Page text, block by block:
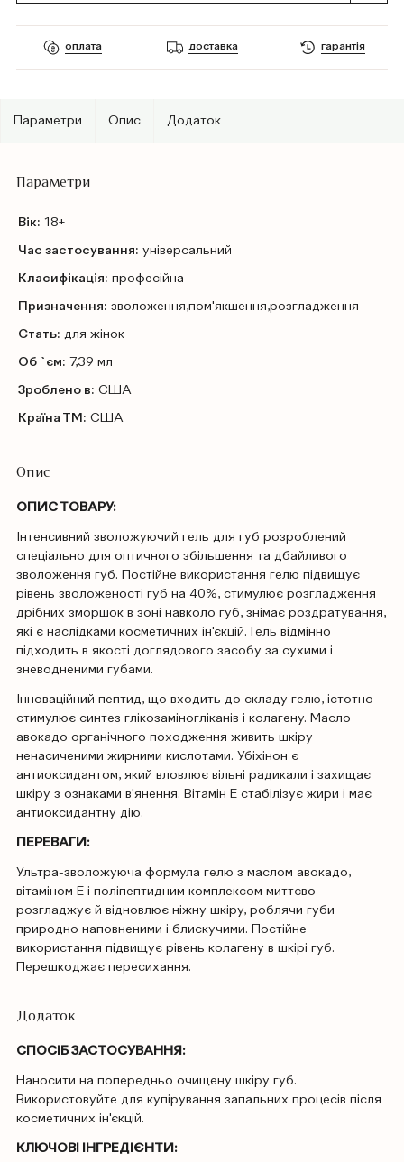
оплата доставка гарантія
Параметри Опис Додаток
Параметри
Вік: 18+
Час застосування: універсальний
Класифікація: професійна
Призначення: зволоження,пом'якшення,розгладження
Стать: для жінок
Об `єм: 7,39 мл
Зроблено в: США
Країна ТМ: США
Опис
ОПИС ТОВАРУ:
Інтенсивний зволожуючий гель для губ розроблений
спеціально для оптичного збільшення та дбайливого
зволоження губ. Постійне використання гелю підвищує
рівень зволоженості губ на 40%, стимулює розгладження
дрібних зморшок в зоні навколо губ, знімає роздратування,
які є наслідками косметичних ін'єкцій. Гель відмінно
підходить в якості доглядового засобу за сухими і
зневодненими губами.
Інноваційний пептид, що входить до складу гелю, істотно
стимулює синтез глікозаміногліканів і колагену. Масло
авокадо органічного походження живить шкіру
ненасиченими жирними кислотами. Убіхінон є
антиоксидантом, який вловлює вільні радикали і захищає
шкіру з ознаками в'янення. Вітамін Е стабілізує жири і має
антиоксидантну дію.
ПЕРЕВАГИ:
Ультра-зволожуюча формула гелю з маслом авокадо,
вітаміном Е і поліпептидним комплексом миттєво
розгладжує й відновлює ніжну шкіру, роблячи губи
природно наповненими і блискучими. Постійне
використання підвищує рівень колагену в шкірі губ.
Перешкоджає пересихання.
Додаток
СПОСІБ ЗАСТОСУВАННЯ:
Наносити на попередньо очищену шкіру губ.
Використовуйте для купірування запальних процесів після
косметичних ін'єкцій.
КЛЮЧОВІ ІНГРЕДІЄНТИ: